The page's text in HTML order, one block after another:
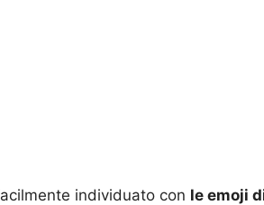
individuato con le emoji